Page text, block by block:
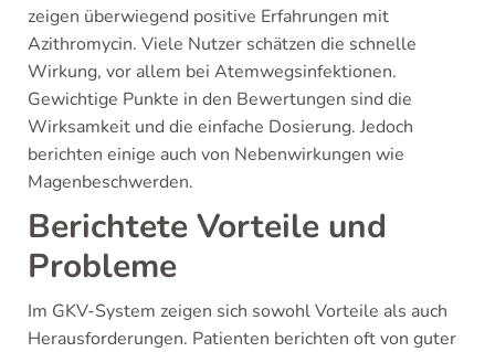
zeigen überwiegend positive Erfahrungen mit
Azithromycin. Viele Nutzer schätzen die schnelle
Wirkung, vor allem bei Atemwegsinfektionen.
Gewichtige Punkte in den Bewertungen sind die
Wirksamkeit und die einfache Dosierung. Jedoch
berichten einige auch von Nebenwirkungen wie
Magenbeschwerden.
Berichtete Vorteile und
Probleme
Im GKV-System zeigen sich sowohl Vorteile als auch
Herausforderungen. Patienten berichten oft von guter